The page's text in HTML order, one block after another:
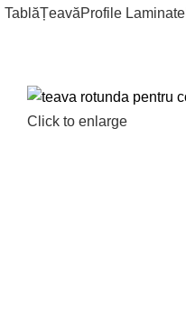
TablăȚeavăProfile Laminate
Click to enlarge